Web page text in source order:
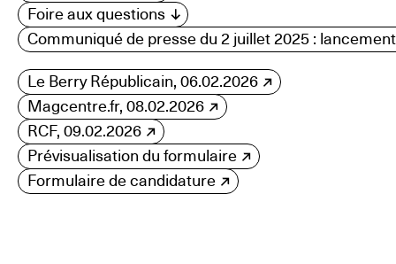
Foire aux questions
Communiqué de presse du 2 juillet 2025 :
Le Berry Républicain, 06.02.2026
Magcentre.fr, 08.02.2026
RCF, 09.02.2026
Prévisualisation du formulaire
Formulaire de candidature